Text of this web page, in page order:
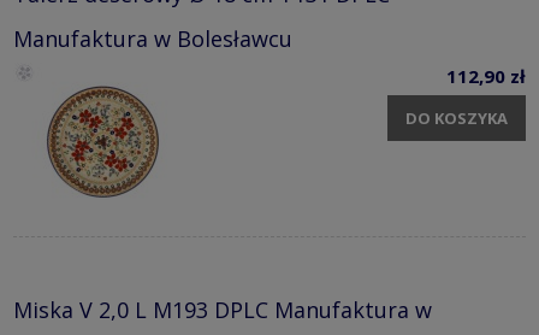
Manufaktura w Bolesławcu
112,90 zł
DO KOSZYKA
Miska V 2,0 L M193 DPLC Manufaktura w